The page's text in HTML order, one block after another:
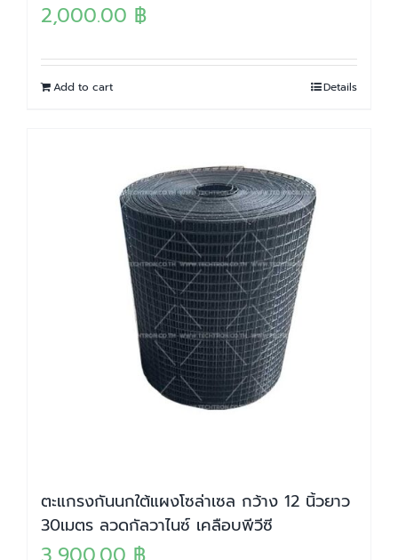
2,000.00 ฿
Add to cart Details
ตะแกรงกันนกใต้แผงโซล่าเซล กว้าง 12 นิ้วยาว
30เมตร ลวดกัลวาไนซ์ เคลือบพีวีซี